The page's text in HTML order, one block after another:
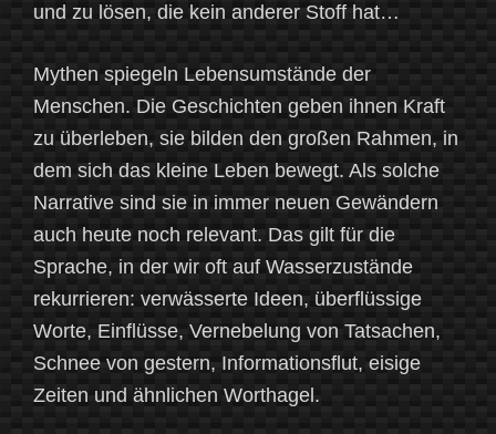
und zu lösen, die kein anderer Stoff hat…
Mythen spiegeln Lebensumstände der
Menschen. Die Geschichten geben ihnen Kraft
zu überleben, sie bilden den großen Rahmen, in
dem sich das kleine Leben bewegt. Als solche
Narrative sind sie in immer neuen Gewändern
auch heute noch relevant. Das gilt für die
Sprache, in der wir oft auf Wasserzustände
rekurrieren: verwässerte Ideen, überflüssige
Worte, Einflüsse, Vernebelung von Tatsachen,
Schnee von gestern, Informationsflut, eisige
Zeiten und ähnlichen Worthagel.